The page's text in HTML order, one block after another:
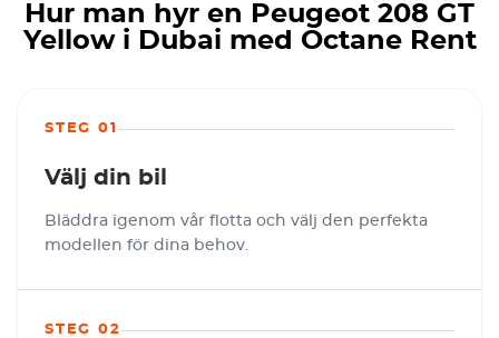
Hur man hyr en Peugeot 208 GT
Yellow i Dubai med Octane Rent
STEG 01
Välj din bil
Bläddra igenom vår flotta och välj den perfekta
modellen för dina behov.
STEG 02